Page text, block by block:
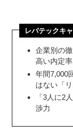
レバテックキ
企業別の
高い内定
年間7,000
はない「
「3人に2
渉力